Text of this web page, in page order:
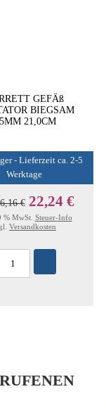
GEFÄß
BIEGSAM
21,0CM
- Lieferzeit ca. 2-5
Werktage
€ 22,24 €
% MwSt. Steuer-Info
Versandkosten